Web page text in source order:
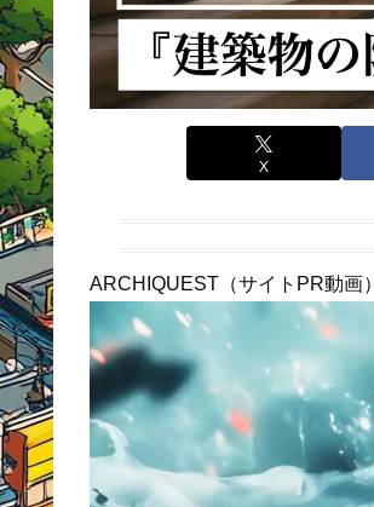
X
ARCHIQUEST（サイトPR動画）
画
レ
ー
ヤ